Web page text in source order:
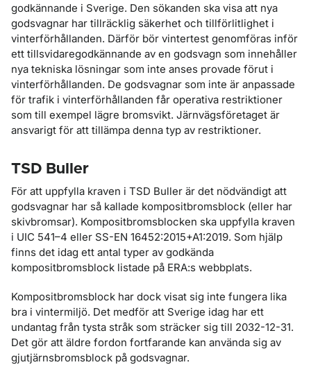
godkännande i Sverige. Den sökanden ska visa att nya
godsvagnar har tillräcklig säkerhet och tillförlitlighet i
vinterförhållanden. Därför bör vintertest genomföras inför
ett tillsvidaregodkännande av en godsvagn som innehåller
nya tekniska lösningar som inte anses provade förut i
vinterförhållanden. De godsvagnar som inte är anpassade
för trafik i vinterförhållanden får operativa restriktioner
som till exempel lägre bromsvikt. Järnvägsföretaget är
ansvarigt för att tillämpa denna typ av restriktioner.
TSD Buller
För att uppfylla kraven i TSD Buller är det nödvändigt att
godsvagnar har så kallade kompositbromsblock (eller har
skivbromsar). Kompositbromsblocken ska uppfylla kraven
i UIC 541–4 eller SS-EN 16452:2015+A1:2019. Som hjälp
finns det idag ett antal typer av godkända
kompositbromsblock listade på ERA:s webbplats.
Kompositbromsblock har dock visat sig inte fungera lika
bra i vintermiljö. Det medför att Sverige idag har ett
undantag från tysta stråk som sträcker sig till 2032-12-31.
Det gör att äldre fordon fortfarande kan använda sig av
gjutjärnsbromsblock på godsvagnar.